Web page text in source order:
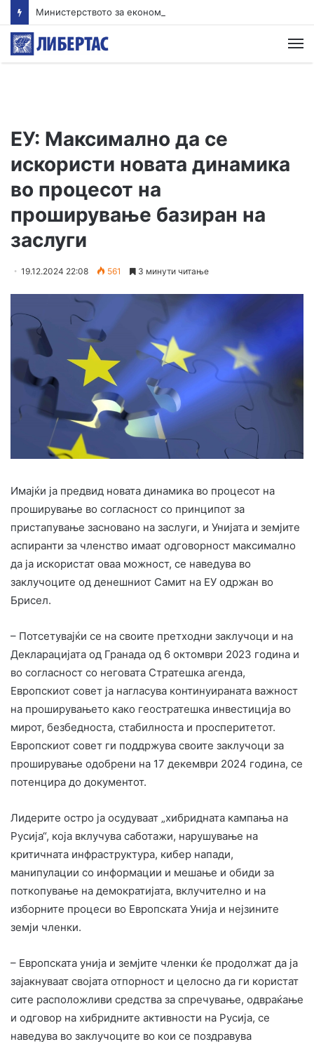
ЕУ: Максимално да се
искористи новата динамика
во процесот на
проширување базиран на
заслуги
19.12.2024 22:08 561 3 минути читање
Имајќи ја предвид новата динамика во процесот на
проширување во согласност со принципот за
пристапување засновано на заслуги, и Унијата и земјите
аспиранти за членство имаат одговорност максимално
да ја искористат оваа можност, се наведува во
заклучоците од денешниот Самит на ЕУ одржан во
Брисел.
– Потсетувајќи се на своите претходни заклучоци и на
Декларацијата од Гранада од 6 октомври 2023 година и
во согласност со неговата Стратешка агенда,
Европскиот совет ја нагласува континуираната важност
на проширувањето како геостратешка инвестиција во
мирот, безбедноста, стабилноста и просперитетот.
Европскиот совет ги поддржува своите заклучоци за
проширување одобрени на 17 декември 2024 година, се
потенцира до документот.
Лидерите остро ја осудуваат „хибридната кампања на
Русија“, која вклучува саботажи, нарушување на
критичната инфраструктура, кибер напади,
манипулации со информации и мешање и обиди за
поткопување на демократијата, вклучително и на
изборните процеси во Европската Унија и нејзините
земји членки.
– Европската унија и земјите членки ќе продолжат да ја
зајакнуваат својата отпорност и целосно да ги користат
сите расположливи средства за спречување, одвраќање
и одговор на хибридните активности на Русија, се
наведува во заклучоците во кои се поздравува